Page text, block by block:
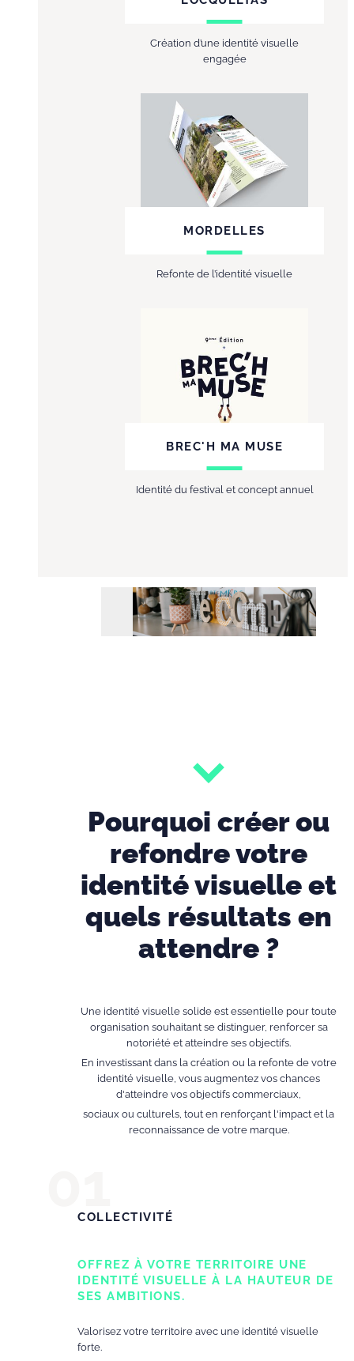
Création d’une identité visuelle
engagée
MORDELLES
Refonte de l’identité visuelle
BREC'H MA MUSE
Identité du festival et concept annuel
Pourquoi créer ou
refondre votre
identité visuelleet
quels résultats en
attendre ?
Une identité visuelle solide est essentielle pour toute
organisation souhaitant se distinguer, renforcer sa
notoriété et atteindre ses objectifs.
En investissant dans la création ou la refonte de votre
identité visuelle, vous augmentez vos chances
d'atteindre vos objectifs commerciaux,
sociaux ou culturels, tout en renforçant l'impact et la
reconnaissance de votre marque.
COLLECTIVITÉ
OFFREZ À VOTRE TERRITOIRE UNE
IDENTITÉ VISUELLE À LA HAUTEUR DE
SES AMBITIONS.
Valorisez votre territoire avec une identité visuelle
forte.